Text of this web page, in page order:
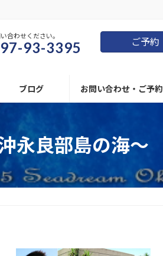
合わせください。
93-3395 ご予約
ブログ お問い合わせ・ご予約
永良部島の海～